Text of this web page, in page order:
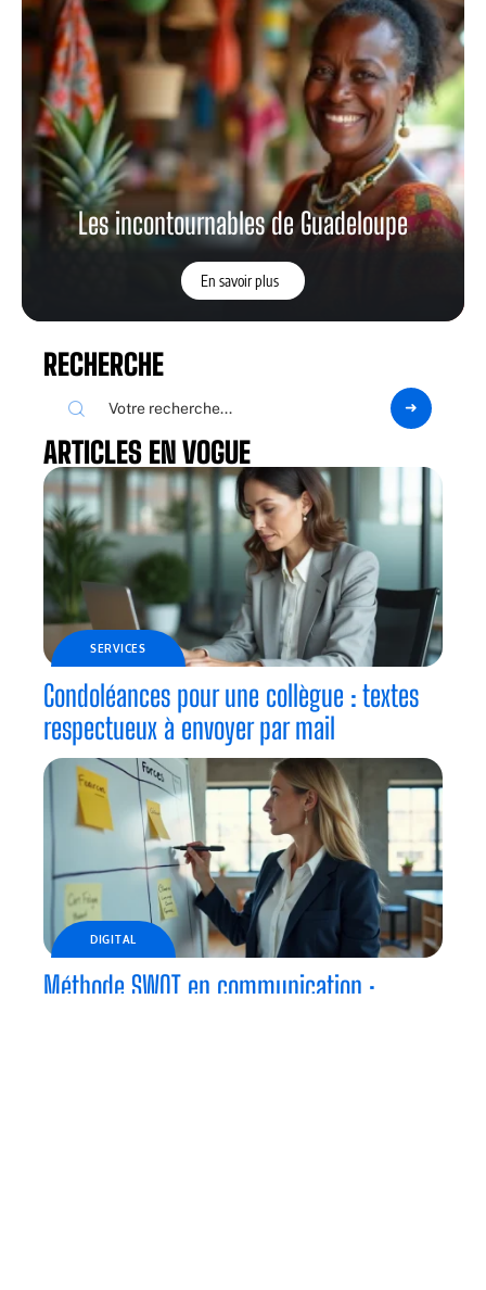
Les incontournables de Guadeloupe
En savoir plus
RECHERCHE
ARTICLES EN VOGUE
SERVICES
Condoléances pour une collègue : textes
respectueux à envoyer par mail
DIGITAL
Méthode SWOT en communication :